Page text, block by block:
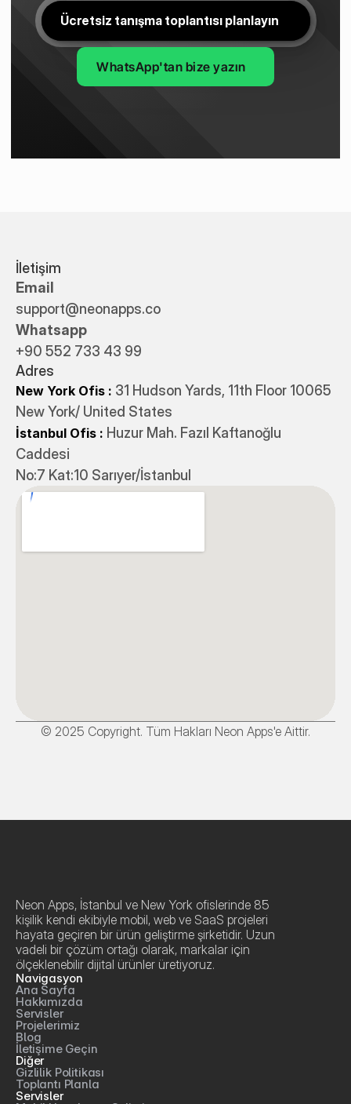
Ücretsiz tanışma toplantısı planlayın
WhatsApp'tan bize yazın
İletişim
Email
support@neonapps.co
Whatsapp
+90 552 733 43 99
Adres
New York Ofis : 31 Hudson Yards, 11th Floor 10065
New York/ United States
İstanbul Ofis : Huzur Mah. Fazıl Kaftanoğlu
Caddesi
No:7 Kat:10 Sarıyer/İstanbul
© 2025 Copyright. Tüm Hakları Neon Apps'e Aittir.
Neon Apps, İstanbul ve New York ofislerinde 85
kişilik kendi ekibiyle mobil, web ve SaaS projeleri
hayata geçiren bir ürün geliştirme şirketidir. Uzun
vadeli bir çözüm ortağı olarak, markalar için
ölçeklenebilir dijital ürünler üretiyoruz.
Navigasyon
Ana Sayfa
Hakkımızda
Servisler
Projelerimiz
Blog
İletişime Geçin
Diğer
Gizlilik Politikası
Toplantı Planla
Servisler